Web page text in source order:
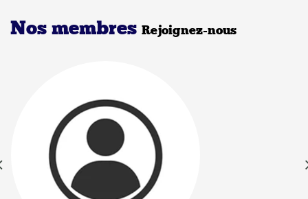
Nos membres Rejoignez-nous